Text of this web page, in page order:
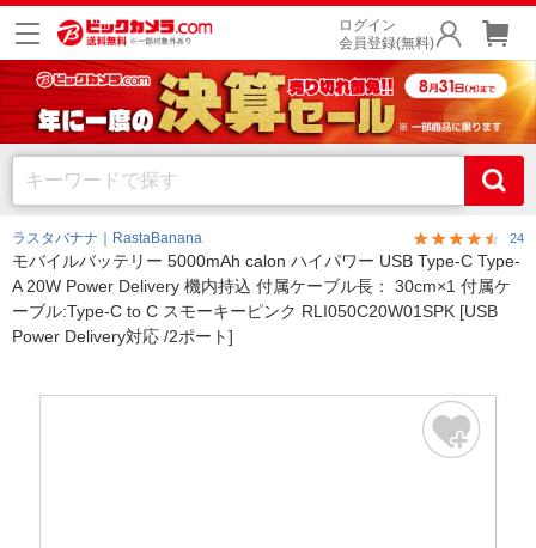
ログイン
会員登録(無料)
ラスタバナナ｜RastaBanana 24
モバイルバッテリー 5000mAh calon ハイパワー USB Type-C Type-
A 20W Power Delivery 機内持込 付属ケーブル長： 30cm×1 付属ケ
ーブル:Type-C to C スモーキーピンク RLI050C20W01SPK [USB
Power Delivery対応 /2ポート]